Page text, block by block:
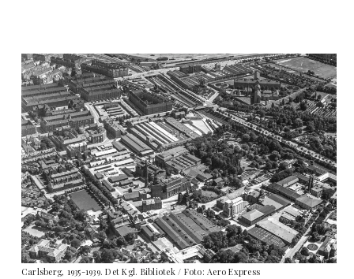
Carlsberg, 1935-1939. Det Kgl. Bibliotek / Foto: Aero Express